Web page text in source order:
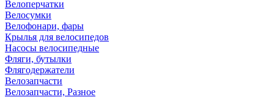
Велоперчатки
Велосумки
Велофонари, фары
Крылья для велосипедов
Насосы велосипедные
Фляги, бутылки
Флягодержатели
Велозапчасти
Велозапчасти, Разное